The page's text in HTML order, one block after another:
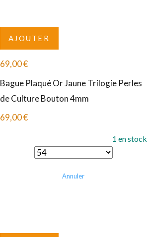
AJOUTER
69,00€
Bague Plaqué Or Jaune Trilogie Perles
de Culture Bouton 4mm
69,00€
1 en stock
Annuler